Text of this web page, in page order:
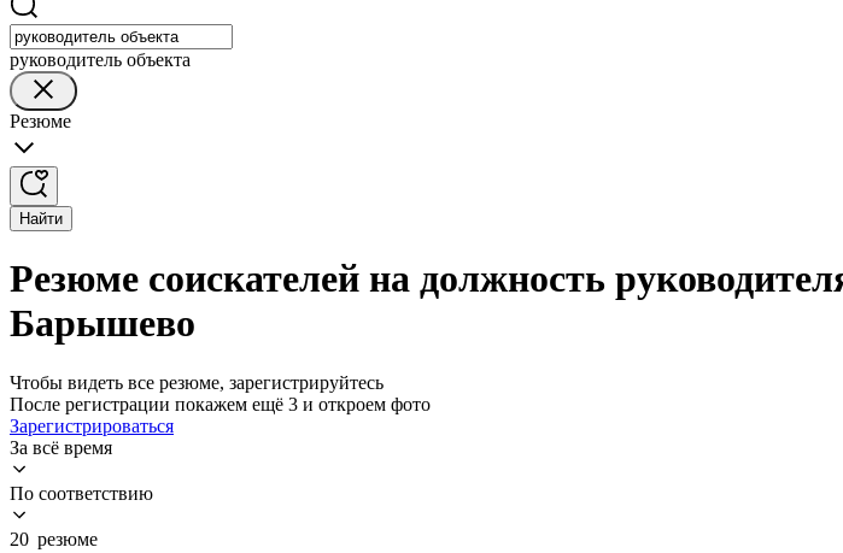
руководитель объекта
Резюме
Найти
Резюме соискателей на должность
Барышево
Чтобы видеть все резюме, зарегистрируйтесь
После регистрации покажем ещё 3 и откроем фото
Зарегистрироваться
За всё время
По соответствию
20 резюме